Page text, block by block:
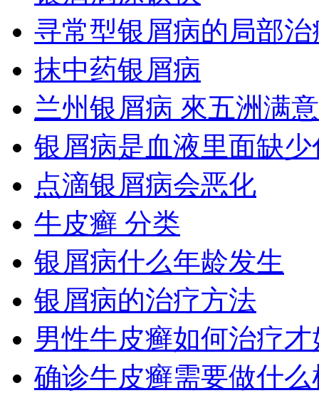
寻常型银屑病的局部治
抹中药银屑病
兰州银屑病 來五洲满意
银屑病是血液里面缺少
点滴银屑病会恶化
牛皮癣 分类
银屑病什么年龄发生
银屑病的治疗方法
男性牛皮癣如何治疗才
确诊牛皮癣需要做什